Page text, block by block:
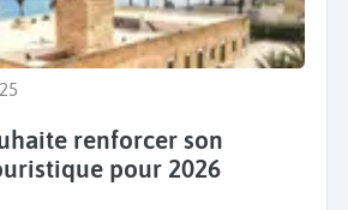
renforcer son
pour 2026